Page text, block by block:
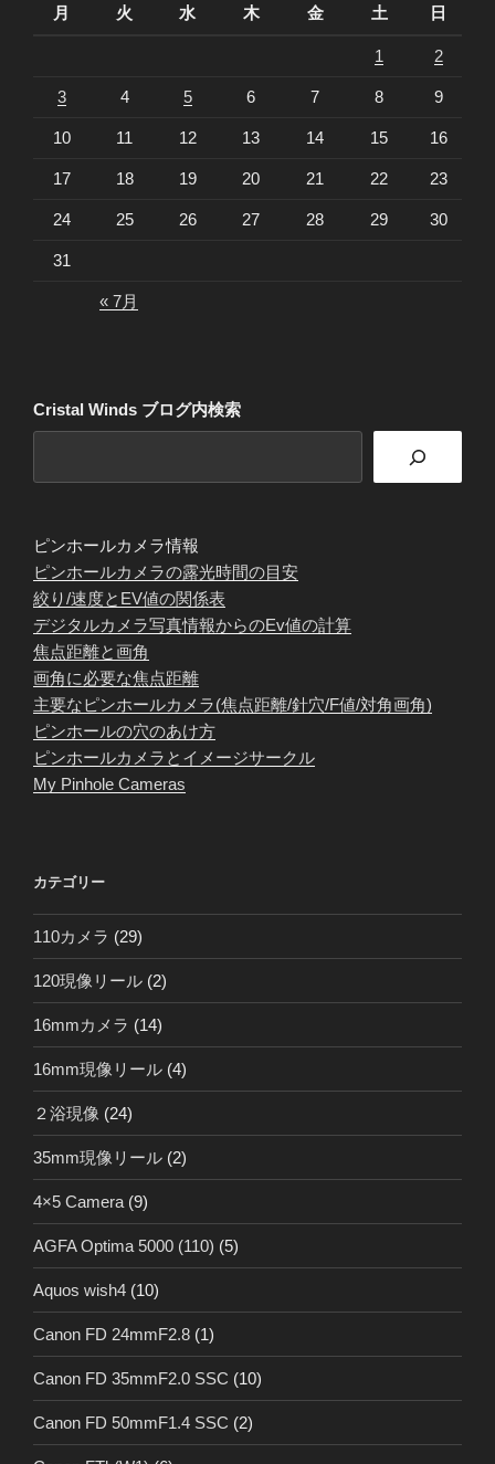
月
火 水 木 金 土 日
1 2
3 4 5 6 7 8 9
10 11 12 13 14 15 16
17 18 19 20 21 22 23
24 25 26 27 28 29 30
31
« 7月
Cristal Winds ブログ内検索
ピンホールカメラ情報
ピンホールカメラの露光時間の目安
絞り/速度とEV値の関係表
デジタルカメラ写真情報からのEv値の計算
焦点距離と画角
画角に必要な焦点距離
主要なピンホールカメラ(焦点距離/針穴/F値/対角画角)
ピンホールの穴のあけ方
ピンホールカメラとイメージサークル
My Pinhole Cameras
カテゴリー
110カメラ (29)
120現像リール (2)
16mmカメラ (14)
16mm現像リール (4)
２浴現像 (24)
35mm現像リール (2)
4×5 Camera (9)
AGFA Optima 5000 (110) (5)
Aquos wish4 (10)
Canon FD 24mmF2.8 (1)
Canon FD 35mmF2.0 SSC (10)
Canon FD 50mmF1.4 SSC (2)